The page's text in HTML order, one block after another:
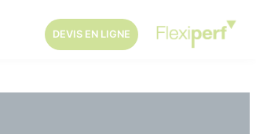
DEVIS EN LIGNE